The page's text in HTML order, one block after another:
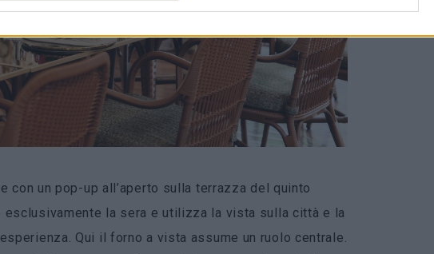
con un pop-up all’aperto sulla terrazza del quinto
esclusivamente la sera e utilizza la vista sulla città e la
Qui il forno a vista assume un ruolo centrale.